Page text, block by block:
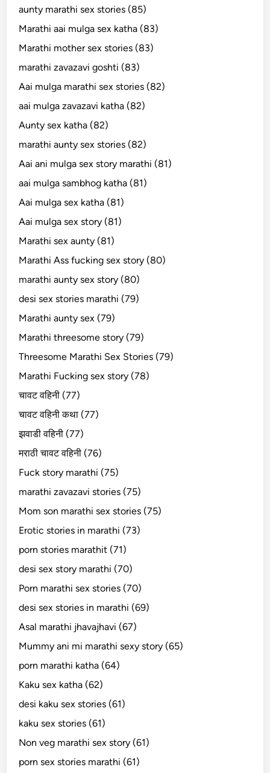
aunty marathi sex stories (85)
Marathi aai mulga sex katha (83)
Marathi mother sex stories (83)
marathi zavazavi goshti (83)
Aai mulga marathi sex stories (82)
aai mulga zavazavi katha (82)
Aunty sex katha (82)
marathi aunty sex stories (82)
Aai ani mulga sex story marathi (81)
aai mulga sambhog katha (81)
Aai mulga sex katha (81)
Aai mulga sex story (81)
Marathi sex aunty (81)
Marathi Ass fucking sex story (80)
marathi aunty sex story (80)
desi sex stories marathi (79)
Marathi aunty sex (79)
Marathi threesome story (79)
Threesome Marathi Sex Stories (79)
Marathi Fucking sex story (78)
चावट वहिनी (77)
चावट वहिनी कथा (77)
झवाडी वहिनी (77)
मराठी चावट वहिनी (76)
Fuck story marathi (75)
marathi zavazavi stories (75)
Mom son marathi sex stories (75)
Erotic stories in marathi (73)
porn stories marathit (71)
desi sex story marathi (70)
Porn marathi sex stories (70)
desi sex stories in marathi (69)
Asal marathi jhavajhavi (67)
Mummy ani mi marathi sexy story (65)
porn marathi katha (64)
Kaku sex katha (62)
desi kaku sex stories (61)
kaku sex stories (61)
Non veg marathi sex story (61)
porn sex stories marathi (61)